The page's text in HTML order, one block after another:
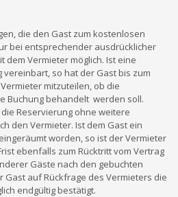
die den Gast zum kostenlosen
bei entsprechender ausdrücklicher
Vermieter möglich. Ist eine
so hat der Gast bis zum
mitzuteilen, ob die
Buchung behandelt werden soll.
Reservierung ohne weitere
den Vermieter. Ist dem Gast ein
worden, so ist der Vermieter
ebenfalls zum Rücktritt vom Vertrag
Gäste nach den gebuchten
Gast auf Rückfrage des Vermieters die
endgültig bestätigt.